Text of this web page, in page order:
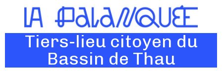
Tiers-lieu citoyen du
Bassin de Thau